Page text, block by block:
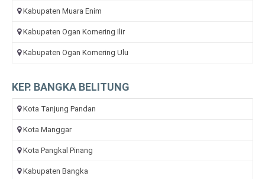
Kabupaten Muara Enim
Kabupaten Ogan Komering Ilir
Kabupaten Ogan Komering Ulu
KEP. BANGKA BELITUNG
Kota Tanjung Pandan
Kota Manggar
Kota Pangkal Pinang
Kabupaten Bangka